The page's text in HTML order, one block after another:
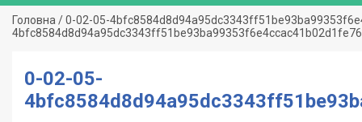
Головна /0-02-05-
0-02-05-